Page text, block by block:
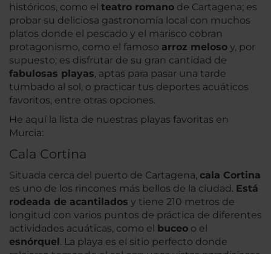
históricos, como el teatro romano de Cartagena; es
probar su deliciosa gastronomía local con muchos
platos donde el pescado y el marisco cobran
protagonismo, como el famoso arroz meloso y, por
supuesto; es disfrutar de su gran cantidad de
fabulosas playas, aptas para pasar una tarde
tumbado al sol, o practicar tus deportes acuáticos
favoritos, entre otras opciones.
He aquí la lista de nuestras playas favoritas en
Murcia:
Cala Cortina
Situada cerca del puerto de Cartagena, cala Cortina
es uno de los rincones más bellos de la ciudad. Está
rodeada de acantilados y tiene 210 metros de
longitud con varios puntos de práctica de diferentes
actividades acuáticas, como el buceo o el
esnórquel. La playa es el sitio perfecto donde